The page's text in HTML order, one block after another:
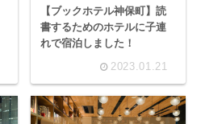
【ブックホテル神保町】読
書するためのホテルに子連
れで宿泊しました！
2023.01.21